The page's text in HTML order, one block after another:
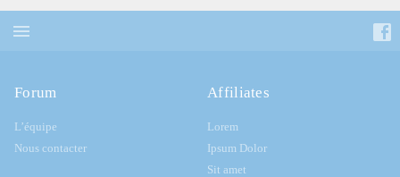
Forum
L’équipe
Nous contacter
Affiliates
Lorem
Ipsum Dolor
Sit amet